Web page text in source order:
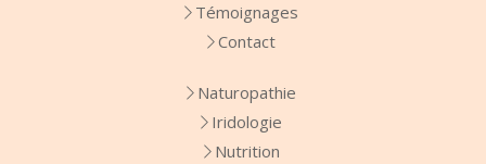
Témoignages
Contact
Naturopathie
Iridologie
Nutrition